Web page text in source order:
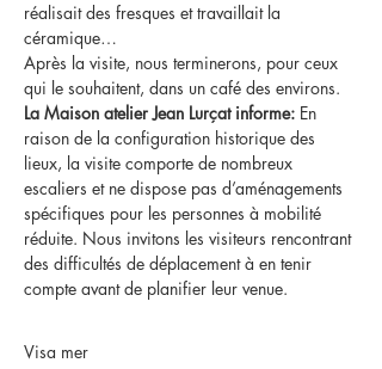
réalisait des fresques et travaillait la
céramique…
Après la visite, nous terminerons, pour ceux
qui le souhaitent, dans un café des environs.
La Maison atelier Jean Lurçat informe: En
raison de la configuration historique des
lieux, la visite comporte de nombreux
escaliers et ne dispose pas d’aménagements
spécifiques pour les personnes à mobilité
réduite. Nous invitons les visiteurs rencontrant
des difficultés de déplacement à en tenir
compte avant de planifier leur venue.
Visa mer